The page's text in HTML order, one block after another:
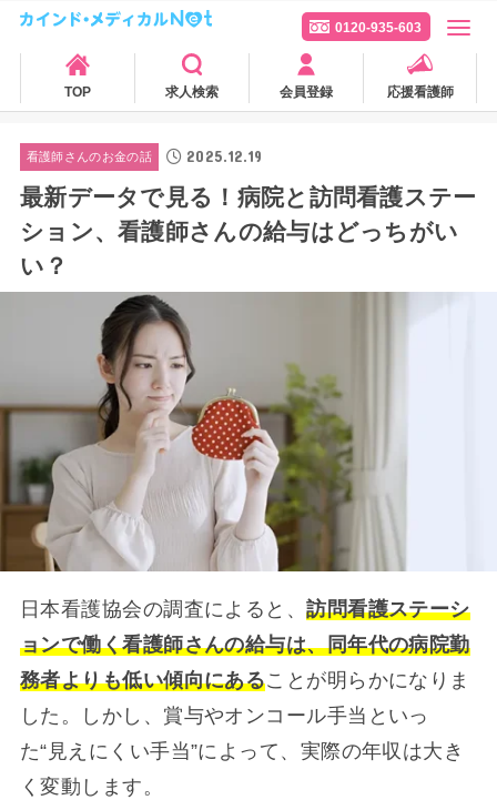
0120-935-603
TOP 求人検索 会員登録 応援看護師
看護師さんのお金の話 2025.12.19
最新データで見る！病院と訪問看護ステー
ション、看護師さんの給与はどっちがい
い？
日本看護協会の調査によると、訪問看護ステーシ
ョンで働く看護師さんの給与は、同年代の病院勤
務者よりも低い傾向にあることが明らかになりま
した。しかし、賞与やオンコール手当といっ
た“見えにくい手当”によって、実際の年収は大き
く変動します。